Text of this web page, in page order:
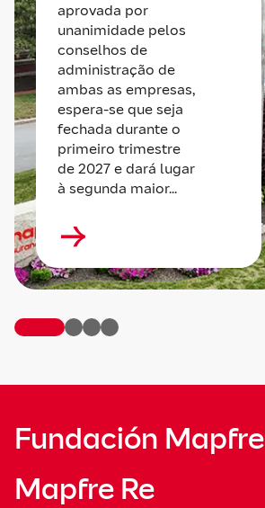
aprovada por
unanimidade pelos
conselhos de
administração de
ambas as empresas,
espera-se que seja
fechada durante o
primeiro trimestre
de 2027 e dará lugar
à segunda maior...
Fundación Mapfre
Mapfre Re